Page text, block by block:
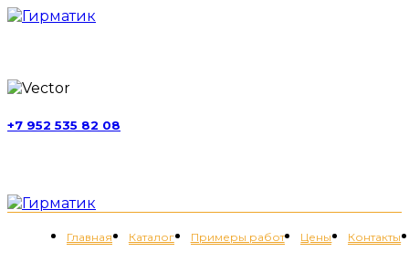
+7 952 535 82 08
Главная Каталог Примеры работ Цены Контакты